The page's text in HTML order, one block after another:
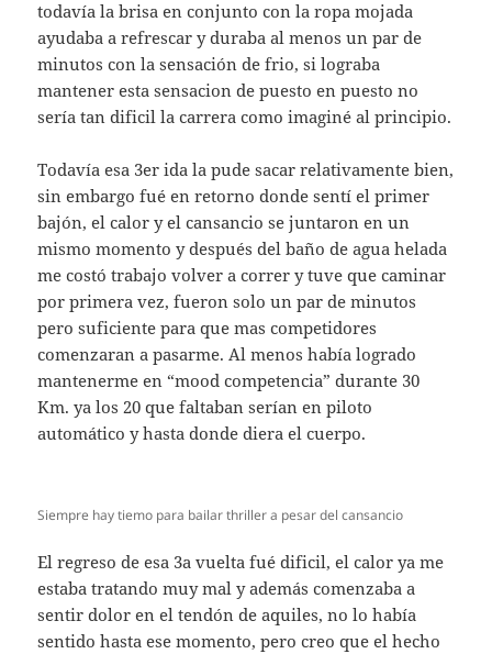
todavía la brisa en conjunto con la ropa mojada
ayudaba a refrescar y duraba al menos un par de
minutos con la sensación de frio, si lograba
mantener esta sensacion de puesto en puesto no
sería tan dificil la carrera como imaginé al principio.
Todavía esa 3er ida la pude sacar relativamente bien,
sin embargo fué en retorno donde sentí el primer
bajón, el calor y el cansancio se juntaron en un
mismo momento y después del baño de agua helada
me costó trabajo volver a correr y tuve que caminar
por primera vez, fueron solo un par de minutos
pero suficiente para que mas competidores
comenzaran a pasarme. Al menos había logrado
mantenerme en “mood competencia” durante 30
Km. ya los 20 que faltaban serían en piloto
automático y hasta donde diera el cuerpo.
Siempre hay tiemo para bailar thriller a pesar del cansancio
El regreso de esa 3a vuelta fué dificil, el calor ya me
estaba tratando muy mal y además comenzaba a
sentir dolor en el tendón de aquiles, no lo había
sentido hasta ese momento, pero creo que el hecho